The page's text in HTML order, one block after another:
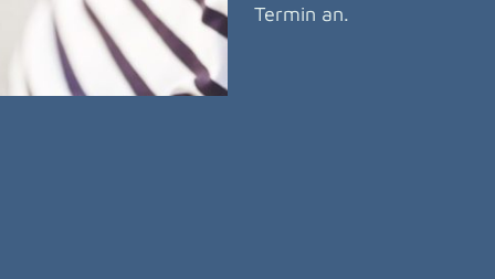
Termin an.